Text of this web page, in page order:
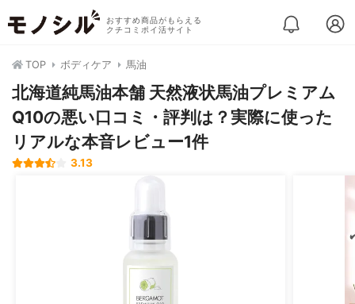
おすすめ商品がもらえる
クチコミポイ活サイト
TOP ボディケア 馬油
北海道純馬油本舗 天然液状馬油プレミアム
Q10の悪い口コミ・評判は？実際に使った
リアルな本音レビュー1件
3.13